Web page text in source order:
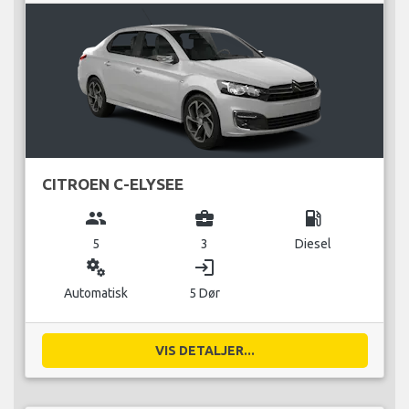
CITROEN C-ELYSEE
group
5
business_center
3
local_gas_station
Diesel
miscellaneous_services
Automatisk
login
5 Dør
VIS DETALJER...